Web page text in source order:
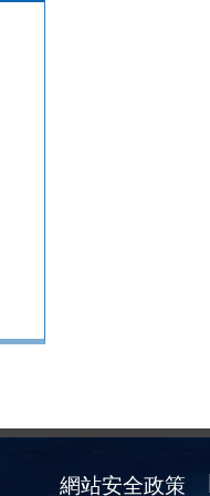
網站安全政策